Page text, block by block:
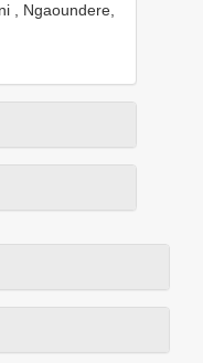
, Ngaoundere,